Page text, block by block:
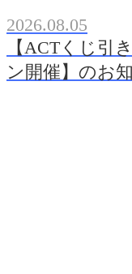
2026.08.05
【ACTくじ引
ン開催】のお